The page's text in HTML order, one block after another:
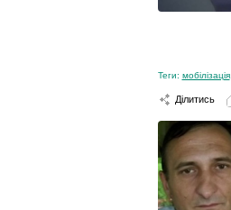
Теги: мобілізація,
Ділитись